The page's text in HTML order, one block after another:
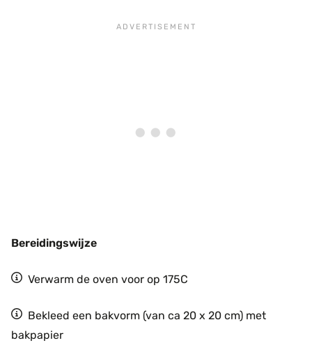
Bereidingswijze
Verwarm de oven voor op 175C
Bekleed een bakvorm (van ca 20 x 20 cm) met
bakpapier